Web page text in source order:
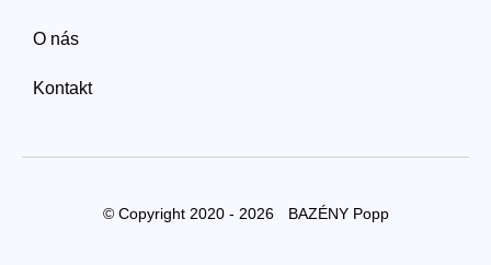
O nás
Kontakt
© Copyright 2020 - 2026 BAZÉNY Popp